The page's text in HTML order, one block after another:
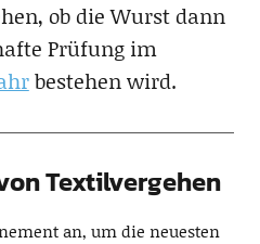
ob die Wurst dann
Prüfung im
bestehen wird.
Textilvergehen
an, um die neuesten